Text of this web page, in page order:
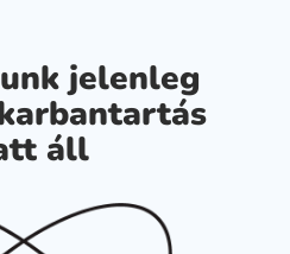
jelenleg
áll